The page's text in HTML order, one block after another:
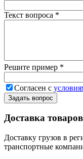
Текст вопроса *
Решите пример *
Согласен с
Задать вопрос
Доставка товаров
Доставку грузов в
транспортные